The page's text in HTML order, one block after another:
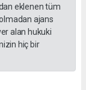
eklenen tüm
ajans
alan hukuki
hiç bir